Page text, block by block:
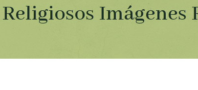
Imágenes